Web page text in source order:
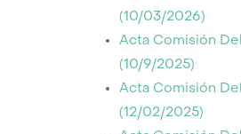
(10/03/2026)
Acta Comisión
(10/9/2025)
Acta Comisión
(12/02/2025)